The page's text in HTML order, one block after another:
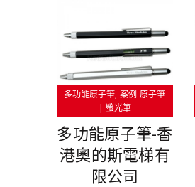
多功能原子筆 案例-原子筆
| 螢光筆
多功能原子筆-香
港奧的斯電梯有
限公司